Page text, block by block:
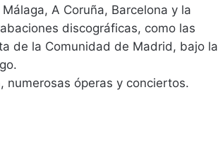
A Coruña, Barcelona y la
discográficas, como las
de la Comunidad de Madrid, bajo la
numerosas óperas y conciertos.